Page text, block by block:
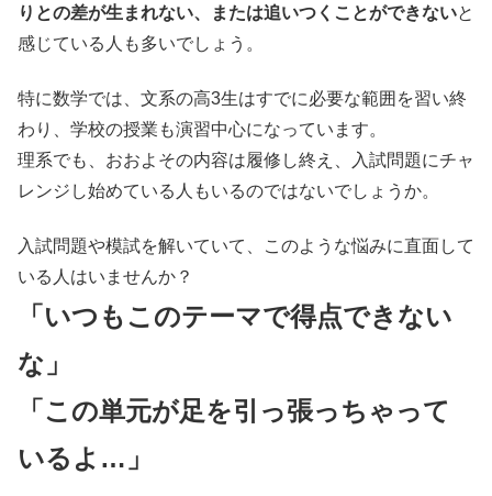
りとの差が生まれない、または追いつくことができないと
感じている人も多いでしょう。
特に数学では、文系の高3生はすでに必要な範囲を習い終
わり、学校の授業も演習中心になっています。
理系でも、おおよその内容は履修し終え、入試問題にチャ
レンジし始めている人もいるのではないでしょうか。
入試問題や模試を解いていて、このような悩みに直面して
いる人はいませんか？
「いつもこのテーマで得点できない
な」
「この単元が足を引っ張っちゃって
いるよ…」